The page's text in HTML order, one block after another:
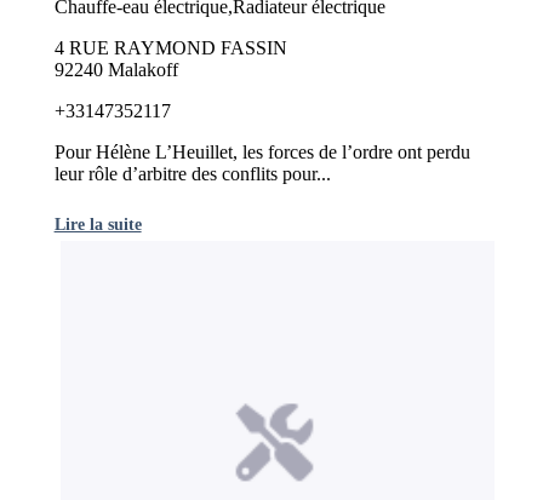
Chauffe-eau électrique,Radiateur électrique
4 RUE RAYMOND FASSIN
92240 Malakoff
+33147352117
Pour Hélène L’Heuillet, les forces de l’ordre ont perdu
leur rôle d’arbitre des conflits pour...
Lire la suite